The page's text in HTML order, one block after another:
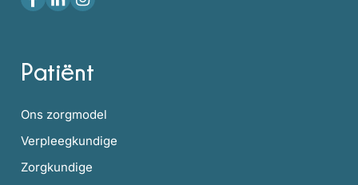
Patiënt
Ons zorgmodel
Verpleegkundige
Zorgkundige